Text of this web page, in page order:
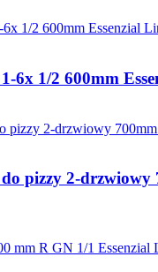
1-6x 1/2 600mm
do pizzy 2-drzwiowy